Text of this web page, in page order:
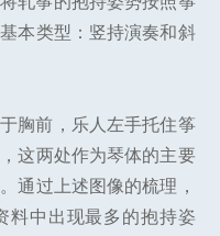
本类型：竖持演奏和斜
胸前，乐人左手托住筝
这两处作为琴体的主要
通过上述图像的梳理，
料中出现最多的抱持姿